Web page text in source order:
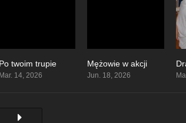
Po twoim trupie
Mar. 14, 2026
Mężowie w akcji
Jun. 18, 2026